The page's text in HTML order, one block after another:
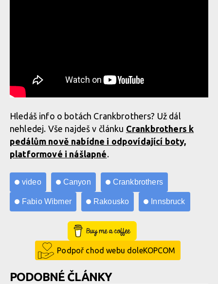
Hledáš info o botách Crankbrothers? Už dál
nehledej. Vše najdeš v článku Crankbrothers k
pedálům nově nabídne i odpovídající boty,
platformové i nášlapné.
video Canyon Crankbrothers
Fabio Wibmer Rakousko Innsbruck
Buy Me a Coffee
Podpoř chod webu doleKOPCOM
PODOBNÉ ČLÁNKY